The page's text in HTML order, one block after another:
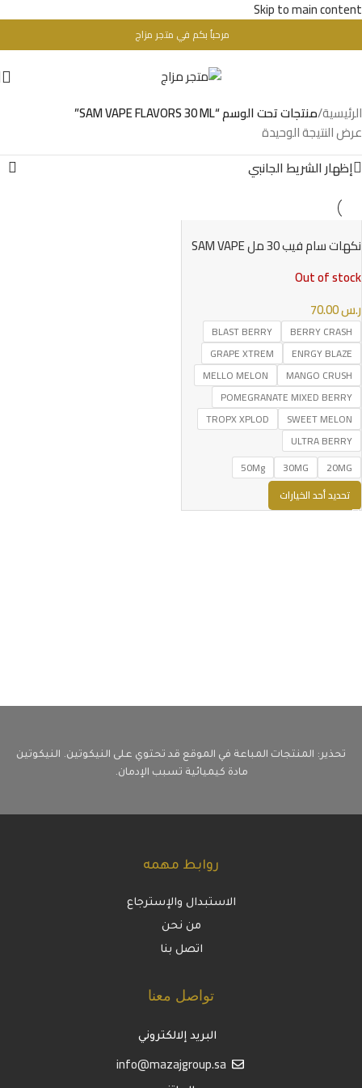
Skip to main content
تحذير : للبالغين فقط + 18 عام - WARINIG : Not For Sale For Minors
مرحباُ بكم في متجر مزاج
الرئيسية/منتجات تحت الوسم “SAM VAPE FLAVORS 30 ML”
عرض النتيجة الوحيدة
إظهار الشريط الجانبي
نكهات سام فيب 30 مل SAM VAPE
Out of stock
ر.س
BERRY CRASH
BLAST BERRY
ENRGY BLAZE
GRAPE XTREM
MANGO CRUSH
MELLO MELON
POMEGRANATE MIXED BERRY
SWEET MELON
TROPX XPLOD
ULTRA BERRY
20MG
30MG
50Mg
تحديد أحد الخيارات
تحذير: المنتجات المباعة في الموقع قد تحتوي على النيكوتين. النيكوتين
مادة كيميائية تسبب الإدمان.
روابط مهمه
الاستبدال والإسترجاع
من نحن
اتصل بنا
تواصل معنا
البريد إلالكتروني
info@mazajgroup.sa